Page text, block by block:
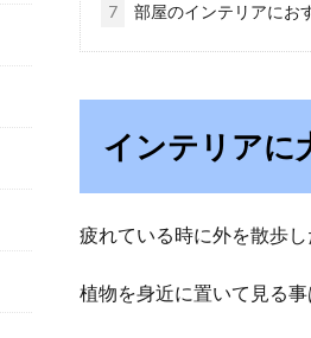
7 部屋のインテリアにお
インテリアに
疲れている時に外を散歩
植物を身近に置いて見る